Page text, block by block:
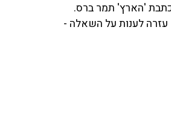
'הארץ' תמר ברס.
עזרה לענות על השאלה -